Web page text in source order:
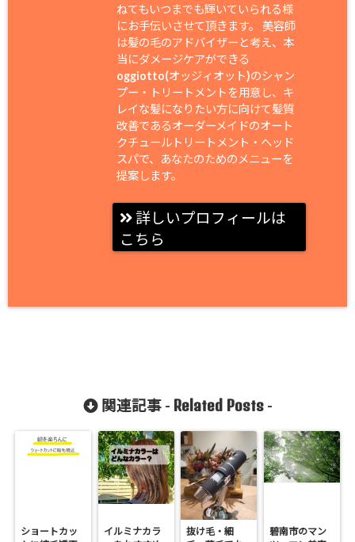
ねてもいつまでも輝いていられる様
にお手伝いさせて頂きます。 美容師
は髪の毛のアドバイザーと考え、本
当にダメージケアができる
oggiotto(オッジィオット)のシャン
プー・トリートメントを用意し、キ
レイな髪になりたい方に向けて髪質
改善であるオーダーメイドのオート
クチュールトリートメント・ヘッド
スパで、あなたのためのメニューを
提案します。
詳しいプロフィールは
こちら
関連記事 - Related Posts-
ショートカッ
イルミナカラ
抜け毛・細
碧南市のマン